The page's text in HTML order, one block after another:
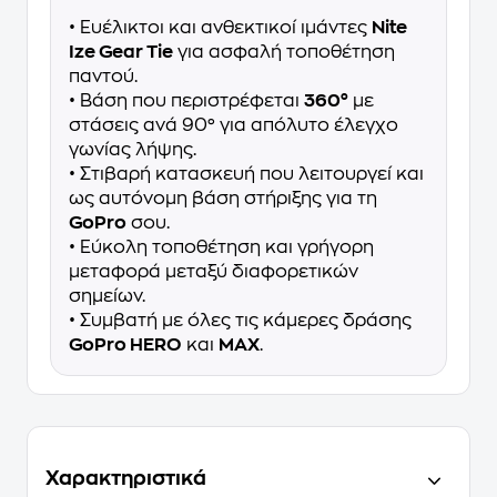
• Ευέλικτοι και ανθεκτικοί ιμάντες Nite
Ize Gear Tie για ασφαλή τοποθέτηση
παντού.
• Βάση που περιστρέφεται 360° με
στάσεις ανά 90° για απόλυτο έλεγχο
γωνίας λήψης.
• Στιβαρή κατασκευή που λειτουργεί και
ως αυτόνομη βάση στήριξης για τη
GoPro σου.
• Εύκολη τοποθέτηση και γρήγορη
μεταφορά μεταξύ διαφορετικών
σημείων.
• Συμβατή με όλες τις κάμερες δράσης
GoPro HERO και MAX.
Χαρακτηριστικά